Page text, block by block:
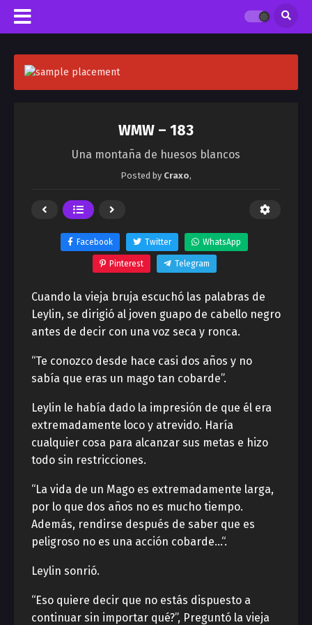
WMW – 183
Una montaña de huesos blancos
Posted by Craxo,
Facebook Twitter WhatsApp
Pinterest Telegram
Cuando la vieja bruja escuchó las palabras de
Leylin, se dirigió al joven guapo de cabello negro
antes de decir con una voz seca y ronca.
“Te conozco desde hace casi dos años y no
sabía que eras un mago tan cobarde”.
Leylin le había dado la impresión de que él era
extremadamente loco y atrevido. Haría
cualquier cosa para alcanzar sus metas e hizo
todo sin restricciones.
“La vida de un Mago es extremadamente larga,
por lo que dos años no es mucho tiempo.
Además, rendirse después de saber que es
peligroso no es una acción cobarde…“.
Leylin sonrió.
“Eso quiere decir que no estás dispuesto a
continuar sin importar qué?”, ​​Preguntó la vieja